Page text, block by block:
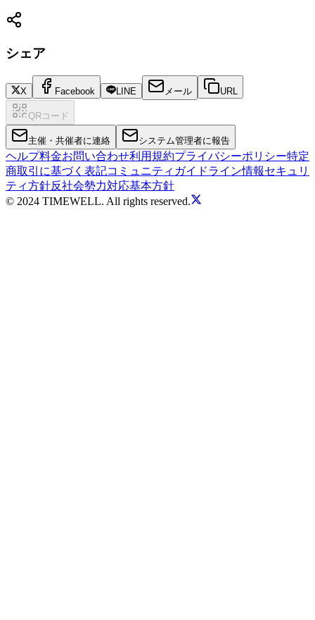
シェア
X Facebook LINE メール URL
QRコード
主催・共催者に連絡 システム管理者に報告
ヘルプ料金お問い合わせ利用規約プライバシーポリシー特定
商取引に基づく表記コミュニティガイドライン情報セキュリ
ティ方針反社会勢力対応基本方針
© 2024 TIMEWELL. All rights reserved.